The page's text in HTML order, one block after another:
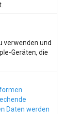
verwenden und
Geräten, die
Daten werden